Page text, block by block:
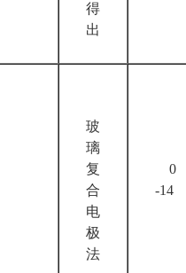
得
出
玻
璃
复
合
电
极
法
0
-14